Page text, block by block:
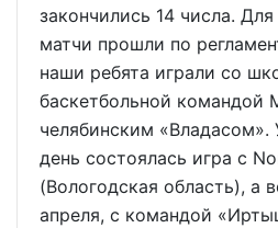
закончились 14 числа.
матчи прошли по
наши ребята играли со
баскетбольной командой
челябинским
день состоялась игра с
(Вологодская область), а
апреля, с командой